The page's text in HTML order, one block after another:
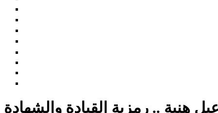
هنية .. رمزية القيادة والشهادة